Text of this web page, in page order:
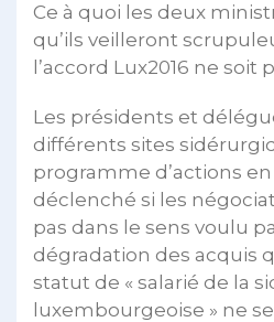
Ce à quoi les deux
qu’ils veilleront
l’accord Lux2016 ne soit
Les présidents et
différents sites
programme d’actions en
déclenché si les
pas dans le sens voulu
dégradation des acquis
statut de « salarié de la
luxembourgeoise » ne